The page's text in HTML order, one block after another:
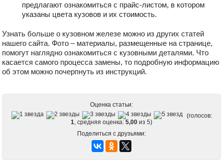
предлагают ознакомиться с прайс-листом, в котором
указаны цвета кузовов и их стоимость.
Узнать больше о кузовном железе можно из других статей
нашего сайта. Фото – материалы, размещенные на странице,
помогут наглядно ознакомиться с кузовными деталями. Что
касается самого процесса замены, то подробную информацию
об этом можно почерпнуть из инструкций.
Оценка статьи:
(голосов:
1, средняя оценка: 5,00 из 5)
Поделиться с друзьями:
Кузовные детали
Запчасти кузовные